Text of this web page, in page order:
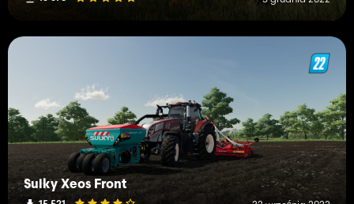
Sulky Xeos Front